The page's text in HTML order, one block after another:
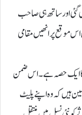
گئی اورساتھ ہی صاحب
اس موقع پر انھیں مقامی
ایک حصہ ہے ۔اس ضمن
ہیں کہ وہ اپنے پلیٹ